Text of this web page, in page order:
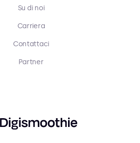
Su di noi
Carriera
Contattaci
Partner